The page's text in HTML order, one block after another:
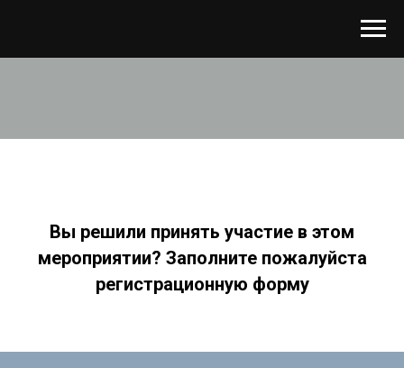
Вы решили принять участие в этом
мероприятии? Заполните пожалуйста
регистрационную форму